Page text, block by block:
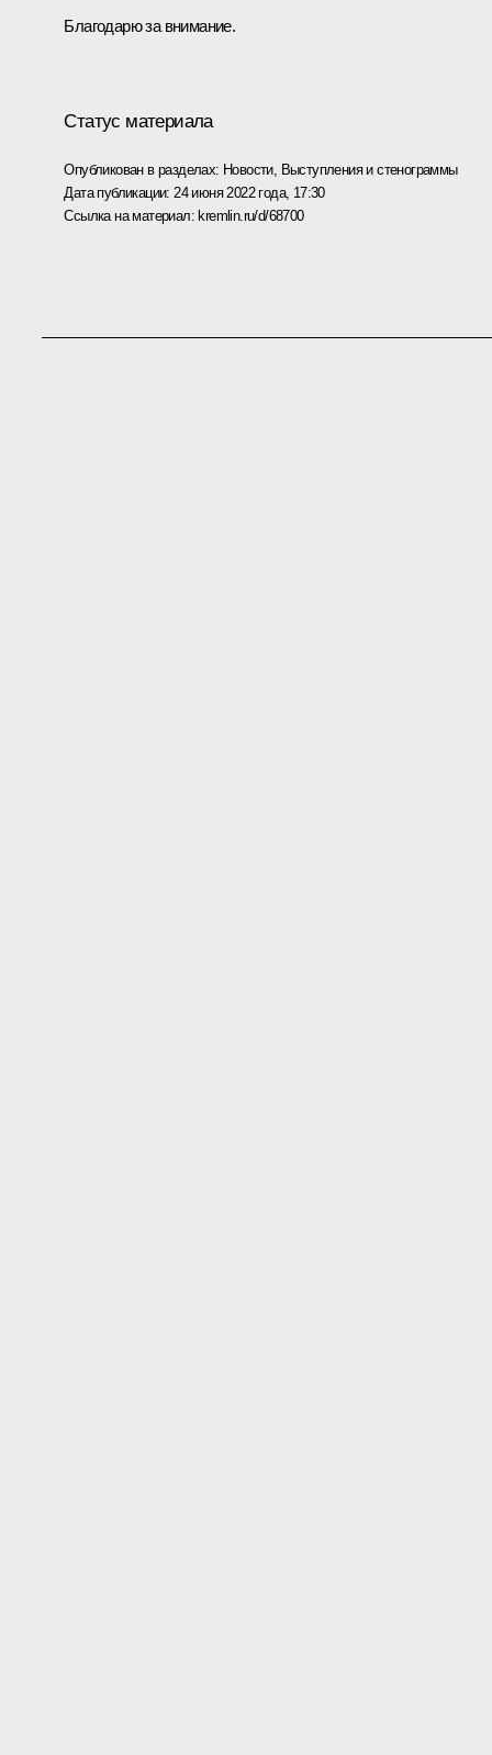
Благодарю за внимание.
Статус материала
Опубликован в разделах: Новости, Выступления и стенограммы
Дата публикации: 24 июня 2022 года, 17:30
Ссылка на материал: kremlin.ru/d/68700